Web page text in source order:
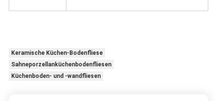
Keramische Küchen-Bodenfliese
Sahneporzellanküchenbodenfliesen
Küchenboden- und -wandfliesen